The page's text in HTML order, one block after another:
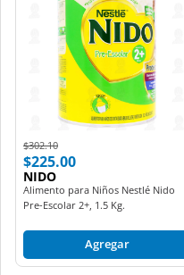
Price reduced from
$302.10to
$225.00
NIDO
Alimento para Niños Nestlé Nido
Pre-Escolar 2+, 1.5 Kg.
Agregar